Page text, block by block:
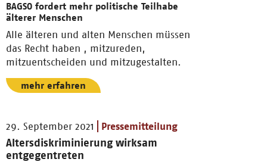
BAGSO fordert mehr politische Teilhabe
älterer Menschen
Alle älteren und alten Menschen müssen
das Recht haben , mitzureden,
mitzuentscheiden und mitzugestalten.
mehr erfahren
29. September 2021 Pressemitteilung
Altersdiskriminierung wirksam
entgegentreten